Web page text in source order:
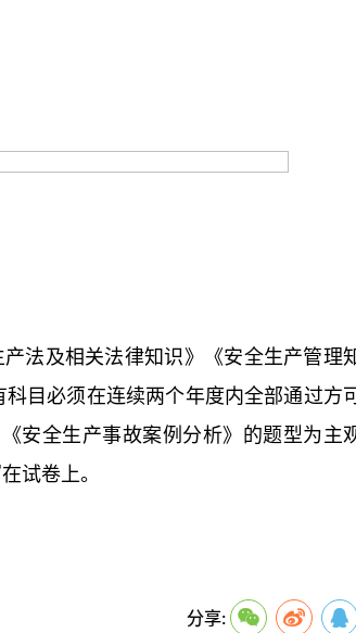
法及相关法律知识》《安全生产管理
目必须在连续两个年度内全部通过方可
安全生产事故案例分析》的题型为主
试卷上。
分享: